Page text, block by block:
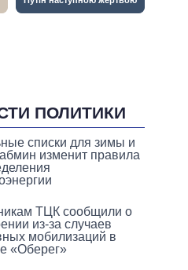
ПОЛИТИКИ
списки для зимы и
изменит правила
ТЦК сообщили о
из-за случаев
мобилизаций в
«Оберег»